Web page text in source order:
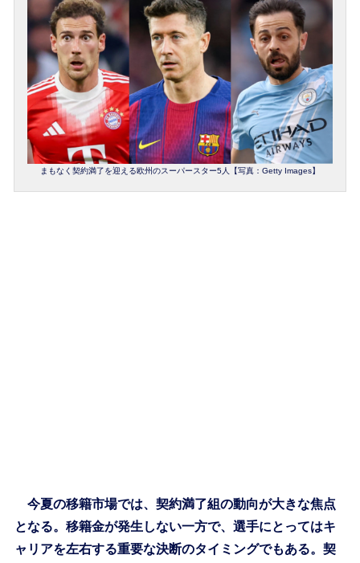
まもなく契約満了を迎える欧州のスーパースター5人【写真：Getty Images】
今夏の移籍市場では、契約満了組の動向が大きな焦点
となる。移籍金が発生しない一方で、選手にとってはキ
ャリアを左右する重要な決断のタイミングでもある。契